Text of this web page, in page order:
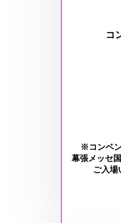
コ
※コンベ
幕張メッセ
ご入場